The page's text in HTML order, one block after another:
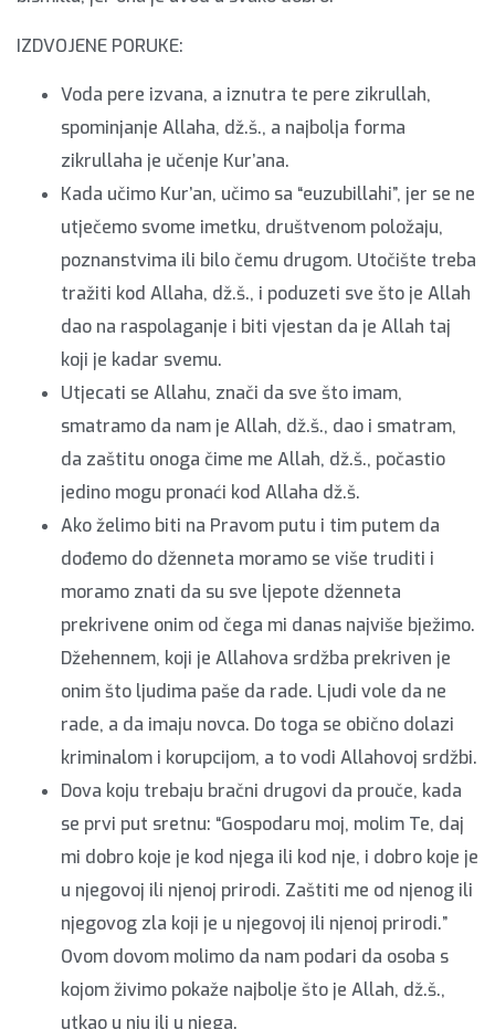
IZDVOJENE PORUKE:
Voda pere izvana, a iznutra te pere zikrullah,
spominjanje Allaha, dž.š., a najbolja forma
zikrullaha je učenje Kur’ana.
Kada učimo Kur’an, učimo sa “euzubillahi”, jer se ne
utječemo svome imetku, društvenom položaju,
poznanstvima ili bilo čemu drugom. Utočište treba
tražiti kod Allaha, dž.š., i poduzeti sve što je Allah
dao na raspolaganje i biti vjestan da je Allah taj
koji je kadar svemu.
Utjecati se Allahu, znači da sve što imam,
smatramo da nam je Allah, dž.š., dao i smatram,
da zaštitu onoga čime me Allah, dž.š., počastio
jedino mogu pronaći kod Allaha dž.š.
Ako želimo biti na Pravom putu i tim putem da
dođemo do dženneta moramo se više truditi i
moramo znati da su sve ljepote dženneta
prekrivene onim od čega mi danas najviše bježimo.
Džehennem, koji je Allahova srdžba prekriven je
onim što ljudima paše da rade. Ljudi vole da ne
rade, a da imaju novca. Do toga se obično dolazi
kriminalom i korupcijom, a to vodi Allahovoj srdžbi.
Dova koju trebaju bračni drugovi da prouče, kada
se prvi put sretnu: “Gospodaru moj, molim Te, daj
mi dobro koje je kod njega ili kod nje, i dobro koje je
u njegovoj ili njenoj prirodi. Zaštiti me od njenog ili
njegovog zla koji je u njegovoj ili njenoj prirodi.”
Ovom dovom molimo da nam podari da osoba s
kojom živimo pokaže najbolje što je Allah, dž.š.,
utkao u nju ili u njega.